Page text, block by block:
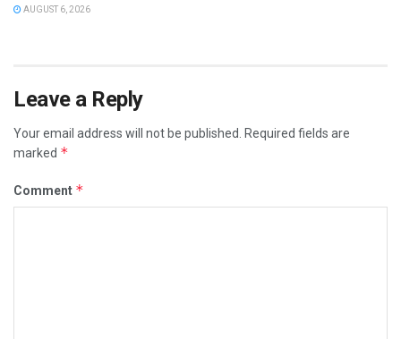
AUGUST 6, 2026
Leave a Reply
Your email address will not be published.
Required fields are
marked *
Comment *